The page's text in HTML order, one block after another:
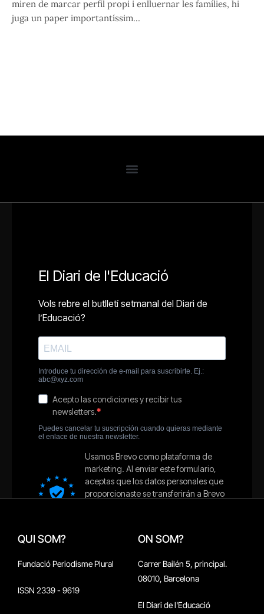
miren de marcar perfil propi i enlluernar les famílies, hi
juga un paper importantíssim…
QUI SOM?
Fundació Periodisme Plural
ISSN 2339 - 9619
ON SOM?
Carrer Bailén 5, principal.
08010, Barcelona
El Diari de l'Educació